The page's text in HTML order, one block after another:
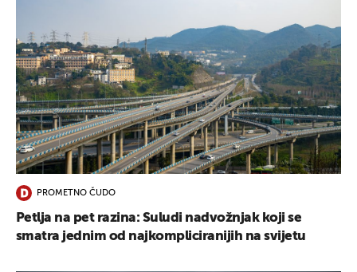
PROMETNO ČUDO
Petlja na pet razina: Suludi nadvožnjak koji se
smatra jednim od najkompliciranijih na svijetu